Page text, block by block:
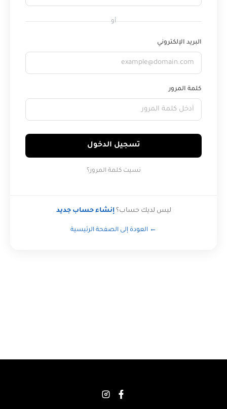
أو
البريد الإلكتروني
كلمة المرور
تسجيل الدخول
نسيت كلمة المرور؟
ليس لديك حساب؟إنشاء حساب جديد
← العودة إلى الصفحة الرئيسية